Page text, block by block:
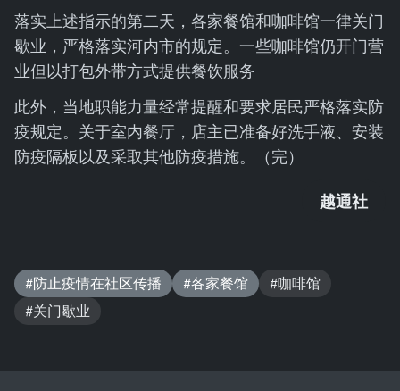
落实上述指示的第二天，各家餐馆和咖啡馆一律关门
歇业，严格落实河内市的规定。一些咖啡馆仍开门营
业但以打包外带方式提供餐饮服务
此外，当地职能力量经常提醒和要求居民严格落实防
疫规定。关于室内餐厅，店主已准备好洗手液、安装
防疫隔板以及采取其他防疫措施。（完）
越通社
#防止疫情在社区传播 #各家餐馆
#咖啡馆
#关门歇业